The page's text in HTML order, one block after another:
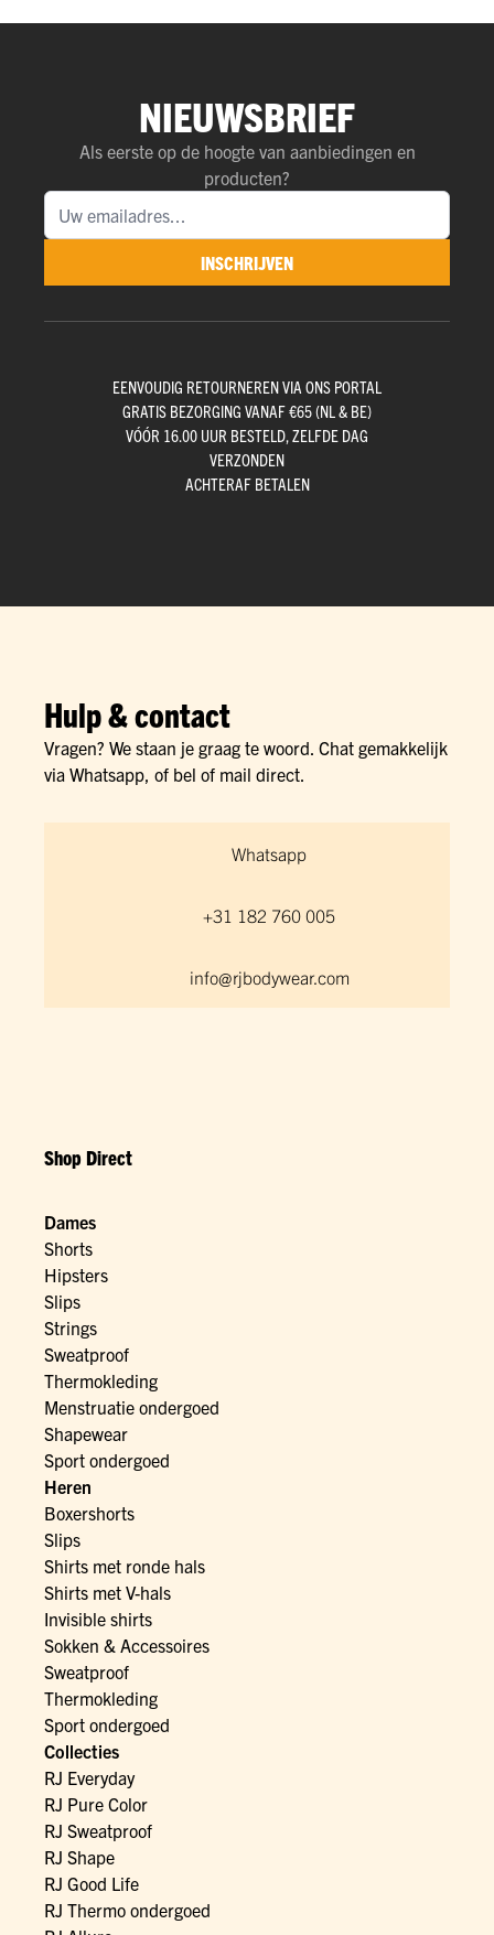
NIEUWSBRIEF
Als eerste op de hoogte van aanbiedingen en
producten?
INSCHRIJVEN
EENVOUDIG RETOURNEREN VIA ONS PORTAL
GRATIS BEZORGING VANAF €65 (NL & BE)
VÓÓR 16.00 UUR BESTELD, ZELFDE DAG
VERZONDEN
ACHTERAF BETALEN
Hulp & contact
Vragen? We staan je graag te woord. Chat gemakkelijk
via Whatsapp, of bel of mail direct.
Whatsapp
+31 182 760 005
info@rjbodywear.com
Shop Direct
Dames
Shorts
Hipsters
Slips
Strings
Sweatproof
Thermokleding
Menstruatie ondergoed
Shapewear
Sport ondergoed
Heren
Boxershorts
Slips
Shirts met ronde hals
Shirts met V-hals
Invisible shirts
Sokken & Accessoires
Sweatproof
Thermokleding
Sport ondergoed
Collecties
RJ Everyday
RJ Pure Color
RJ Sweatproof
RJ Shape
RJ Good Life
RJ Thermo ondergoed